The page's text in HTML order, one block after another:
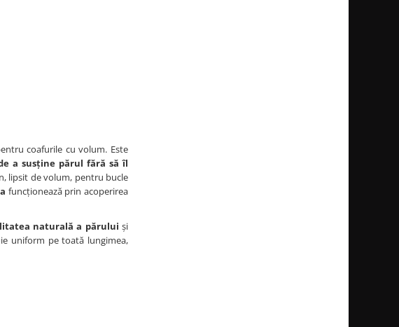
coafurile cu volum. Este
a susține părul fără să îl
lipsit de volum, pentru bucle
funcționează prin acoperirea
naturală a părului și
uniform pe toată lungimea,